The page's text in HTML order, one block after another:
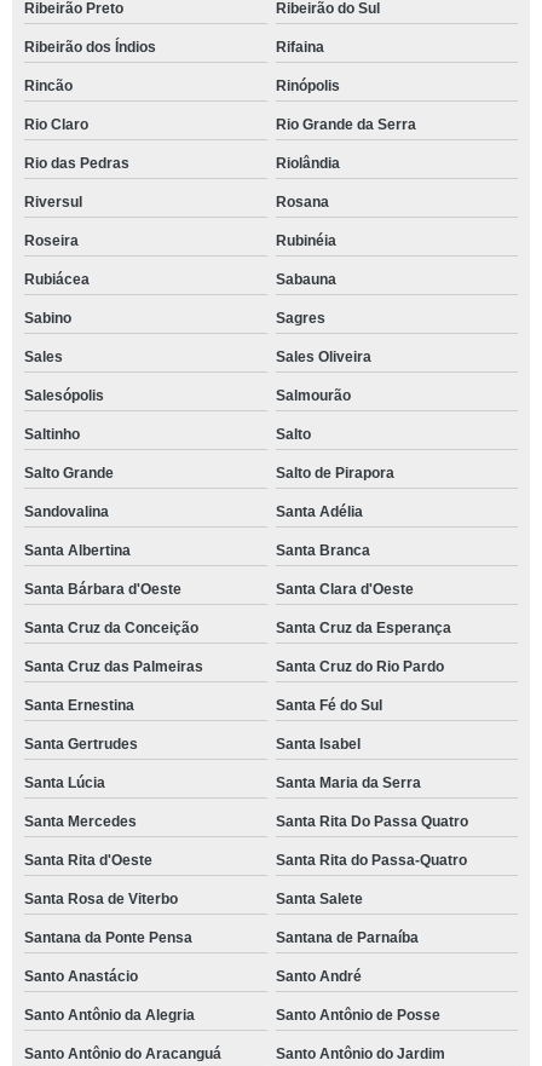
Ribeirão Preto Ribeirão do Sul
Ribeirão dos Índios Rifaina
Rincão Rinópolis
Rio Claro Rio Grande da Serra
Rio das Pedras Riolândia
Riversul Rosana
Roseira Rubinéia
Rubiácea Sabauna
Sabino Sagres
Sales Sales Oliveira
Salesópolis Salmourão
Saltinho Salto
Salto Grande Salto de Pirapora
Sandovalina Santa Adélia
Santa Albertina Santa Branca
Santa Bárbara d'Oeste Santa Clara d'Oeste
Santa Cruz da Conceição Santa Cruz da Esperança
Santa Cruz das Palmeiras Santa Cruz do Rio Pardo
Santa Ernestina Santa Fé do Sul
Santa Gertrudes Santa Isabel
Santa Lúcia Santa Maria da Serra
Santa Mercedes Santa Rita Do Passa Quatro
Santa Rita d'Oeste Santa Rita do Passa-Quatro
Santa Rosa de Viterbo Santa Salete
Santana da Ponte Pensa Santana de Parnaíba
Santo Anastácio Santo André
Santo Antônio da Alegria Santo Antônio de Posse
Santo Antônio do Aracanguá Santo Antônio do Jardim